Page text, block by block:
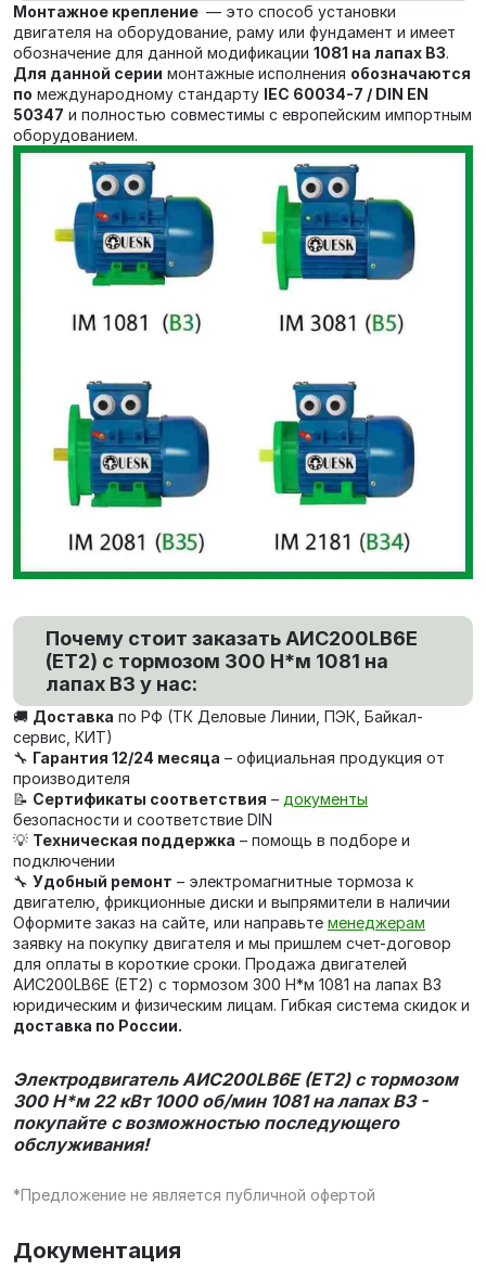
Монтажное крепление — это способ установки
двигателя на оборудование, раму или фундамент и имеет
обозначение для данной модификации 1081 на лапах В3.
Для данной серии монтажные исполнения обозначаются
по международному стандарту IEC 60034-7 / DIN EN
50347 и полностью совместимы с европейским импортным
оборудованием.
Почему стоит заказать AИC200LB6Е
(ET2) с тормозом 300 Н*м 1081 на
лапах В3 у нас:
🚚 Доставка по РФ (ТК Деловые Линии, ПЭК, Байкал-
сервис, КИТ)
🔧 Гарантия 12/24 месяца – официальная продукция от
производителя
📝 Сертификаты соответствия – документы
безопасности и соответствие DIN
💡 Техническая поддержка – помощь в подборе и
подключении
🔧 Удобный ремонт – электромагнитные тормоза к
двигателю, фрикционные диски и выпрямители в наличии
Оформите заказ на сайте, или направьте менеджерам
заявку на покупку двигателя и мы пришлем счет-договор
для оплаты в короткие сроки. Продажа двигателей
AИC200LB6Е (ET2) с тормозом 300 Н*м 1081 на лапах В3
юридическим и физическим лицам. Гибкая система скидок и
доставка по России.
Электродвигатель AИC200LB6Е (ET2) с тормозом
300 Н*м 22 кВт 1000 об/мин 1081 на лапах В3 -
покупайте с возможностью последующего
обслуживания!
*Предложение не является публичной офертой
Документация